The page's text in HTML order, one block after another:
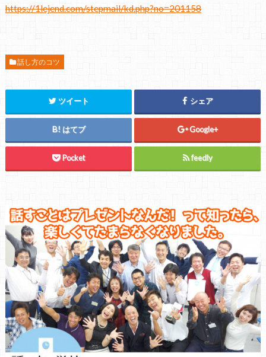
https://1lejend.com/stepmail/kd.php?no=201158
話し方のコツ
ツイート シェア
はてブ Google+
Pocket feedly